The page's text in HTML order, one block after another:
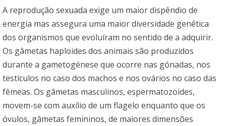
A reprodução sexuada exige um maior dispêndio de
energia mas assegura uma maior diversidade genética
dos organismos que evoluíram no sentido de a adquirir.
Os gâmetas haploides dos animais são produzidos
durante a gametogénese que ocorre nas gónadas, nos
testículos no caso dos machos e nos ovários no caso das
fêmeas. Os gâmetas masculinos, espermatozoides,
movem-se com auxílio de um flagelo enquanto que os
óvulos, gâmetas femininos, de maiores dimensões